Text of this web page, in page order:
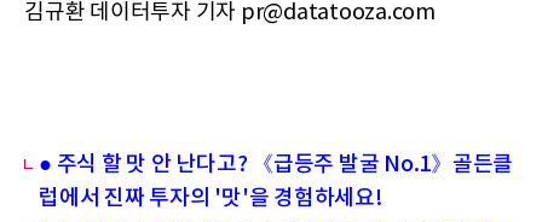
김규환 데이터투자 기자 pr@datatooza.com
● 주식 할 맛 안 난다고? 《급등주 발굴 No.1》골든클
럽에서 진짜 투자의 '맛'을 경험하세요!